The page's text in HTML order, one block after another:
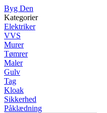
Byg Den
Kategorier
Elektriker
VVS
Murer
Tømrer
Maler
Gulv
Tag
Kloak
Sikkerhed
Påklædning